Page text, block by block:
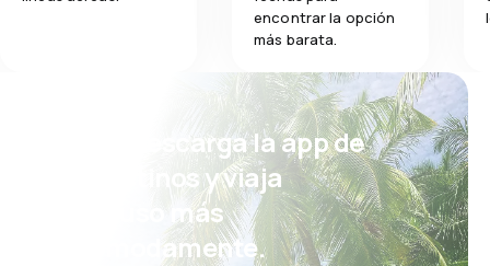
encontrar la opción
más barata.
¡Eh! Descarga la app de
eDestinos y viaja
incluso más
cómodamente.